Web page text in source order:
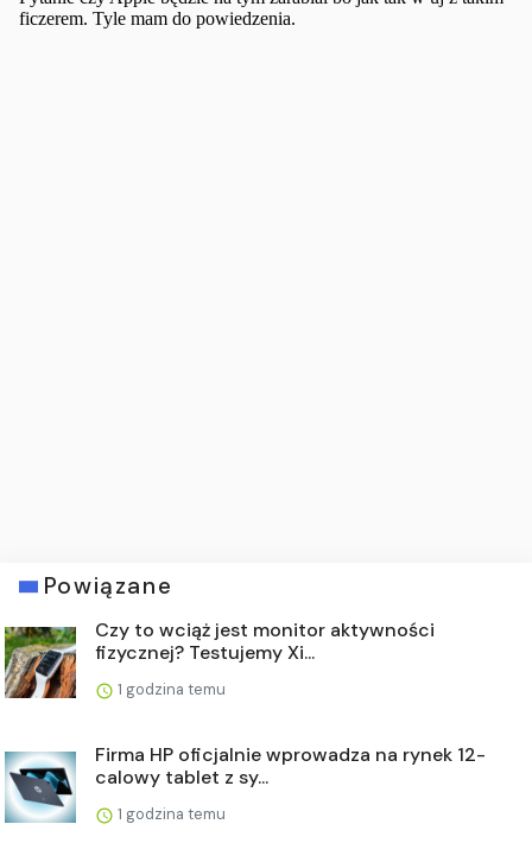
Powiązane
Czy to wciąż jest monitor aktywności
fizycznej? Testujemy Xi...
1 godzina temu
Firma HP oficjalnie wprowadza na rynek 12-
calowy tablet z sy...
1 godzina temu